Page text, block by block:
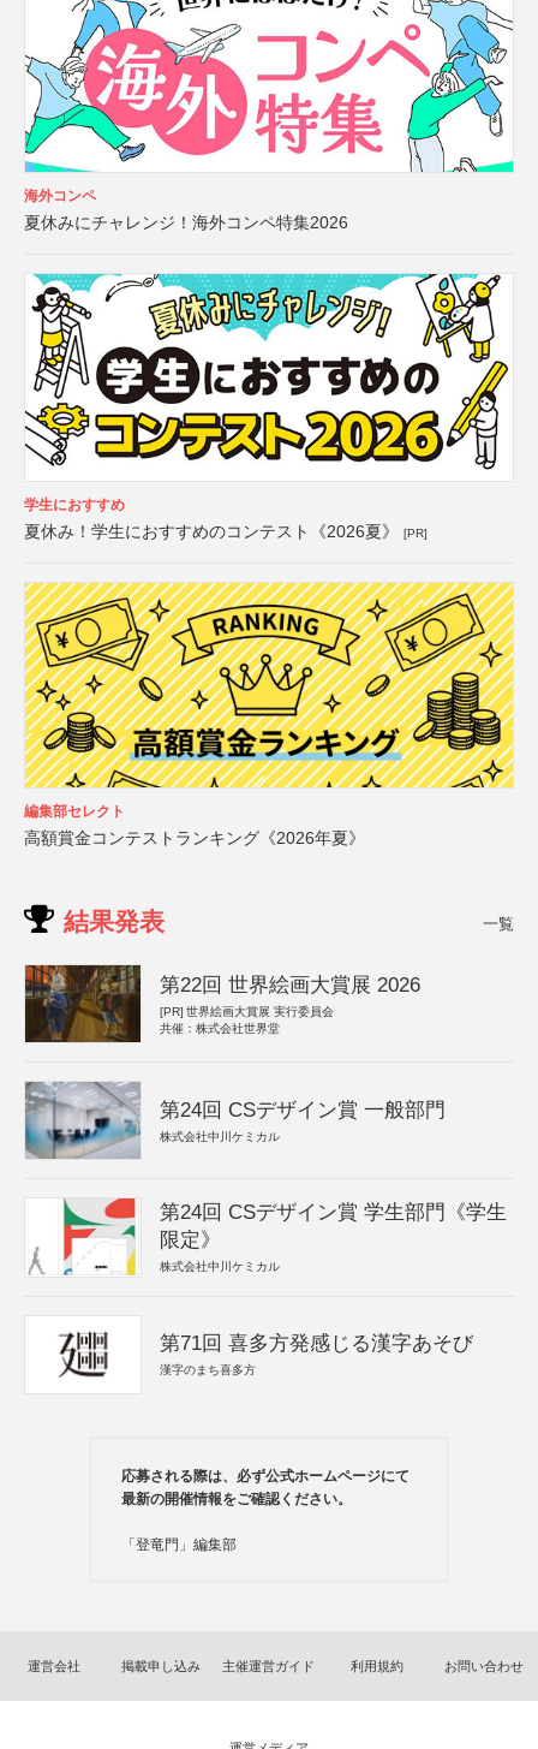
海外コンペ
夏休みにチャレンジ！海外コンペ特集2026
学生におすすめ
夏休み！学生におすすめのコンテスト《2026夏》 [PR]
編集部セレクト
高額賞金コンテストランキング《2026年夏》
結果発表 一覧
第22回 世界絵画大賞展 2026
[PR] 世界絵画大賞展 実行委員会
共催：株式会社世界堂
第24回 CSデザイン賞 一般部門
株式会社中川ケミカル
第24回 CSデザイン賞 学生部門《学生
限定》
株式会社中川ケミカル
第71回 喜多方発感じる漢字あそび
漢字のまち喜多方
応募される際は、必ず公式ホームページにて
最新の開催情報をご確認ください。
「登竜門」編集部
運営会社 掲載申し込み 主催運営ガイド 利用規約 お問い合わせ